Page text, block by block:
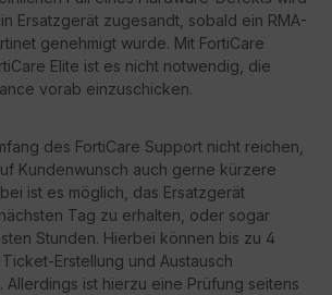
Ersatzgerät zugesandt, sobald ein RMA-
genehmigt wurde. Mit FortiCare
Elite ist es nicht notwendig, die
vorab einzuschicken.
des FortiCare Support nicht reichen,
Kundenwunsch auch gerne kürzere
ist es möglich, das Ersatzgerät
Tag zu erhalten, oder sogar
Stunden. Hierbei können bis zu 4
Erstellung und Austausch
ist hierzu eine Prüfung seitens